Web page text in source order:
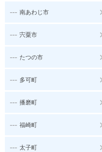
--- 南あわじ市
--- 宍粟市
--- たつの市
--- 多可町
--- 播磨町
--- 福崎町
--- 太子町